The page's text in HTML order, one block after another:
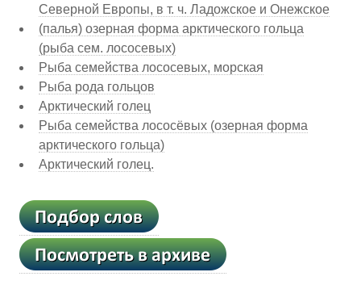
Северной Европы, в т. ч. Ладожское и Онежское
(палья) озерная форма арктического гольца
(рыба сем. лососевых)
Рыба семейства лососевых, морская
Рыба рода гольцов
Арктический голец
Рыба семейства лососёвых (озерная форма
арктического гольца)
Арктический голец.